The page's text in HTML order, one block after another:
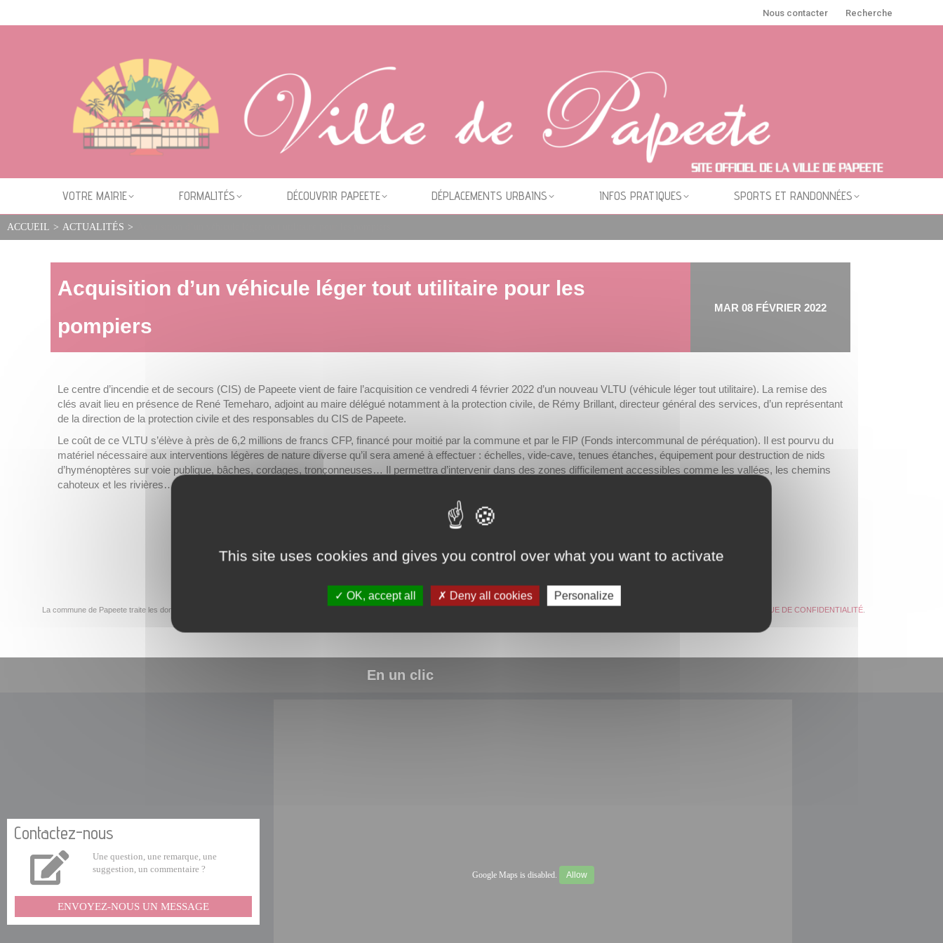
Nous contacter Recherche
VOTRE MAIRIE FORMALITÉS DÉCOUVRIR PAPEETE DÉPLACEMENTS URBAINS INFOS PRATIQUES SPORTS ET RANDONNÉES
ACCUEIL > ACTUALITÉS >
Acquisition d’un véhicule léger tout utilitaire pour les
pompiers
MAR 08 FÉVRIER 2022
Le centre d’incendie et de secours (CIS) de Papeete vient de faire l’acquisition ce vendredi 4 février 2022 d’un nouveau VLTU (véhicule léger tout utilitaire). La remise des
clés avait lieu en présence de René Temeharo, adjoint au maire délégué notamment à la protection civile, de Rémy Brillant, directeur général des services, d’un représentant
de la direction de la protection civile et des responsables du CIS de Papeete.
Le coût de ce VLTU s’élève à près de 6,2 millions de francs CFP, financé pour moitié par la commune et par le FIP (Fonds intercommunal de péréquation). Il est pourvu du
matériel nécessaire aux interventions légères de nature diverse qu’il sera amené à effectuer : échelles, vide-cave, tenues étanches, équipement pour destruction de nids
d’hyménoptères sur voie publique, bâches, cordages, tronçonneuses… Il permettra d’intervenir dans des zones difficilement accessibles comme les vallées, les chemins
cahoteux et les rivières… Il servira aussi de véhicule de commandement pendant les opérations de secours.
La commune de Papeete traite les données recueillies pour répondre à votre demande d’information. Pour en savoir plus sur la gestion de vos données personnelles et pour exercer vos droits, consultez la POLITIQUE DE CONFIDENTIALITÉ
En un clic
Contactez-nous
Une question, une remarque, une
suggestion, un commentaire ?
ENVOYEZ-NOUS UN MESSAGE
Google Maps is disabled. Allow
This site uses cookies and gives you control over what you want to activate
OK, accept all Deny all cookies Personalize